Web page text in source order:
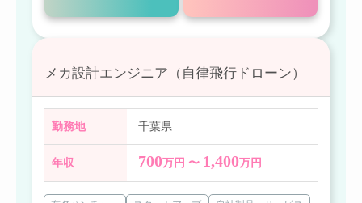
メカ設計エンジニア（自律飛行ドローン）
勤務地 千葉県
年収 700万円 〜 1,400万円